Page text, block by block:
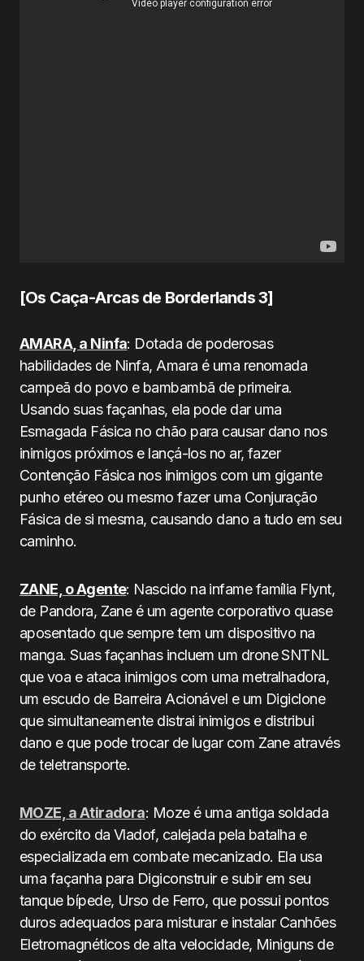
[Os Caça-Arcas de Borderlands 3]
AMARA, a Ninfa: Dotada de poderosas
habilidades de Ninfa, Amara é uma renomada
campeã do povo e bambambã de primeira.
Usando suas façanhas, ela pode dar uma
Esmagada Fásica no chão para causar dano nos
inimigos próximos e lançá-los no ar, fazer
Contenção Fásica nos inimigos com um gigante
punho etéreo ou mesmo fazer uma Conjuração
Fásica de si mesma, causando dano a tudo em seu
caminho.
ZANE, o Agente: Nascido na infame família Flynt,
de Pandora, Zane é um agente corporativo quase
aposentado que sempre tem um dispositivo na
manga. Suas façanhas incluem um drone SNTNL
que voa e ataca inimigos com uma metralhadora,
um escudo de Barreira Acionável e um Digiclone
que simultaneamente distrai inimigos e distribui
dano e que pode trocar de lugar com Zane através
de teletransporte.
MOZE, a Atiradora: Moze é uma antiga soldada
do exército da Vladof, calejada pela batalha e
especializada em combate mecanizado. Ela usa
uma façanha para Digiconstruir e subir em seu
tanque bípede, Urso de Ferro, que possui pontos
duros adequados para misturar e instalar Canhões
Eletromagnéticos de alta velocidade, Miniguns de